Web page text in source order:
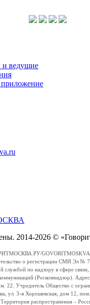
ведущие
2014-2026 ©
о регистрации СМИ Эл №
службой по надзору в сфере
(Роскомнадзор).
22. Учредитель Общество с
ул. 3-я Хорошевская, дом 12,
распространения –